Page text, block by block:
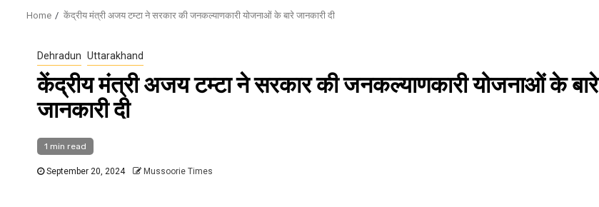
Home केंद्रीय मंत्री अजय टम्टा ने सरकार की जनकल्याणकारी योजनाओं के बारे जानकारी दी
Dehradun Uttarakhand
केंद्रीय मंत्री अजय टम्टा ने सरकार की जनकल्याणकारी योजनाओं के बारे
जानकारी दी
1 min read
September 20, 2024 Mussoorie Times